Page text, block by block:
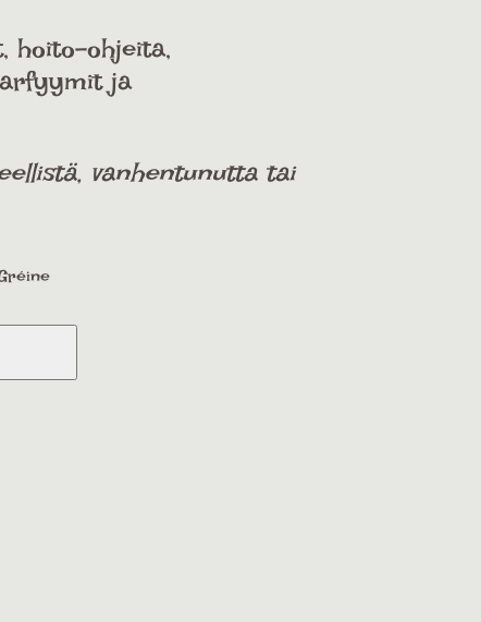
hoito-ohjeita,
ja
vanhentunutta tai